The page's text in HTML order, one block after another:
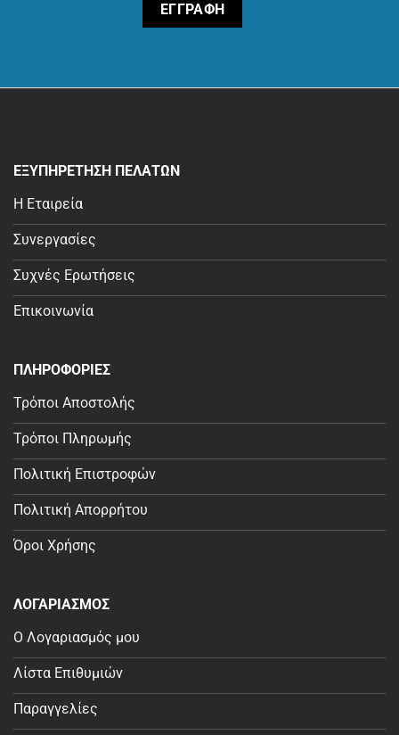
ΕΞΥΠΗΡΕΤΗΣΗ ΠΕΛΑΤΩΝ
Η Εταιρεία
Συνεργασίες
Συχνές Ερωτήσεις
Επικοινωνία
ΠΛΗΡΟΦΟΡΙΕΣ
Τρόποι Αποστολής
Τρόποι Πληρωμής
Πολιτική Επιστροφών
Πολιτική Απορρήτου
Όροι Χρήσης
ΛΟΓΑΡΙΑΣΜΟΣ
Ο Λογαριασμός μου
Λίστα Επιθυμιών
Παραγγελίες